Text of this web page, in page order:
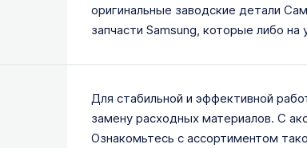
оригинальные заводские детали
запчасти Samsung, которые либо
Для стабильной и эффективной
замену расходных материалов. С
Ознакомьтесь с ассортиментом